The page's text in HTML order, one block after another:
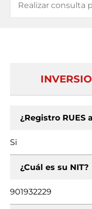
¿Registro RUES
Si
¿Cuál es su NIT?
901932229